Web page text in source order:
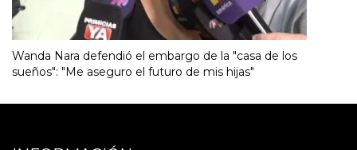
Wanda Nara defendió el embargo de la "casa de los
sueños": "Me aseguro el futuro de mis hijas"